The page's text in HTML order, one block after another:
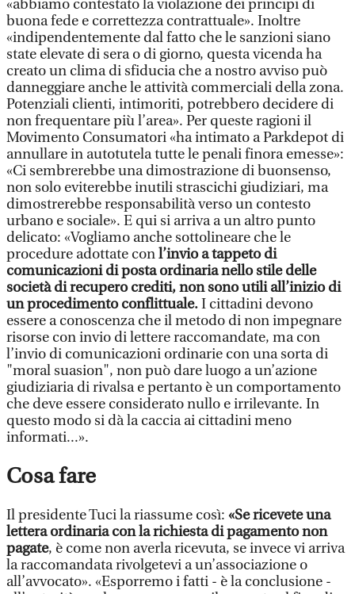
«abbiamo contestato la violazione dei principi di
buona fede e correttezza contrattuale». Inoltre
«indipendentemente dal fatto che le sanzioni siano
state elevate di sera o di giorno, questa vicenda ha
creato un clima di sfiducia che a nostro avviso può
danneggiare anche le attività commerciali della zona.
Potenziali clienti, intimoriti, potrebbero decidere di
non frequentare più l’area». Per queste ragioni il
Movimento Consumatori «ha intimato a Parkdepot di
annullare in autotutela tutte le penali finora emesse»:
«Ci sembrerebbe una dimostrazione di buonsenso,
non solo eviterebbe inutili strascichi giudiziari, ma
dimostrerebbe responsabilità verso un contesto
urbano e sociale». E qui si arriva a un altro punto
delicato: «Vogliamo anche sottolineare che le
procedure adottate conl’invio a tappeto di
comunicazioni di posta ordinaria nello stile delle
società di recupero crediti, non sono utili all’inizio di
un procedimento conflittuale.I cittadini devono
essere a conoscenza che il metodo di non impegnare
risorse con invio di lettere raccomandate, ma con
l’invio di comunicazioni ordinarie con una sorta di
"moral suasion", non può dare luogo a un’azione
giudiziaria di rivalsa e pertanto è un comportamento
che deve essere considerato nullo e irrilevante. In
questo modo si dà la caccia ai cittadini meno
informati...».
Cosa fare
Il presidente Tuci la riassume così: «Se ricevete una
lettera ordinaria con la richiesta di pagamento non
pagate, è come non averla ricevuta, se invece vi arriva
la raccomandata rivolgetevi a un’associazione o
all’avvocato». «Esporremo i fatti - è la conclusione -